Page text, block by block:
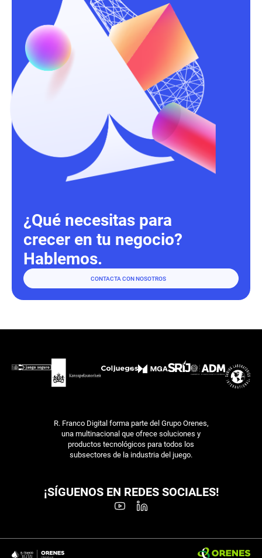
¿Qué necesitas para
crecer en tu negocio?
Hablemos.
CONTACTA CON NOSOTROS
R. Franco Digital forma parte del Grupo Orenes,
una multinacional que ofrece soluciones y
productos tecnológicos para todos los
subsectores de la industria del juego.
¡SÍGUENOS EN REDES SOCIALES!